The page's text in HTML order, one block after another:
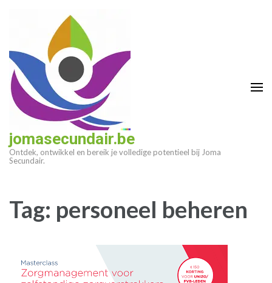
(druk
enter)
jomasecundair.be
Ontdek, ontwikkel en bereik je volledige potentieel bij Joma
Secundair.
Tag: personeel beheren